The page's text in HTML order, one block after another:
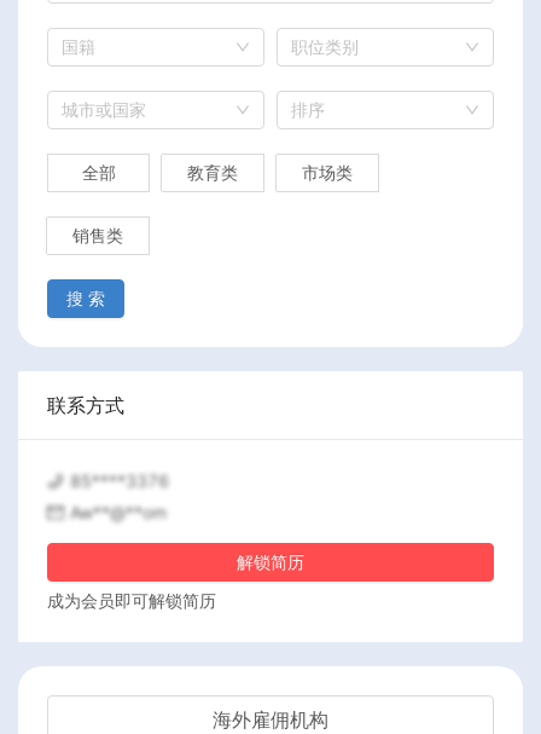
国籍 职位类别
城市或国家 排序
全部 教育类 市场类
销售类
搜 索
联系方式
85****3376
Aw**@**om
解锁简历
成为会员即可解锁简历
海外雇佣机构